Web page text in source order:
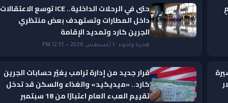
حتى في الرحلات الداخلية.. ICE توسع الاعتقالات
داخل المطارات وتستهدف بعض منتظري
الجرين كارد وتمديد الإقامة
هجرة ولجوء · 1 أغسطس 2026 — 12:51 PM
قرار جديد من إدارة ترامب يغيّر حسابات الجرين
كارد.. «ميديكيد» والغذاء والسكن قد تدخل
تقييم العبء العام اعتبارًا من 18 سبتمبر